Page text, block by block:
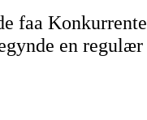
faa
en